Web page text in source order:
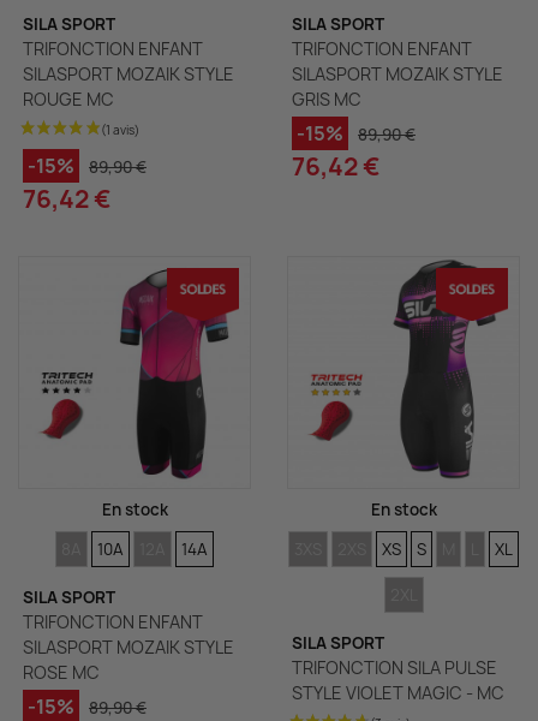
(1 avis)
SILA SPORT
TRIFONCTION ENFANT
SILASPORT MOZAIK STYLE
ROUGE MC
-15% 89,90 €
76,42 €
SILA SPORT
TRIFONCTION ENFANT
SILASPORT MOZAIK STYLE
GRIS MC
-15% 89,90 €
76,42 €
En stock
TAILLESTAILLES
10A TAILLESTAILLES
14A
SILA SPORT
TRIFONCTION ENFANT
SILASPORT MOZAIK STYLE
ROSE MC
-15% 89,90 €
En stock
TAILLESTAILLESTAILLES
XS TAILLES
S TAILLES
TAILLES
XL
TAILLES
SILA SPORT
TRIFONCTION SILA PULSE
STYLE VIOLET MAGIC - MC